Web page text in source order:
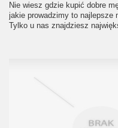
Nie wiesz gdzie kupić dobre
jakie prowadzimy to najlepsze
Tylko u nas znajdziesz